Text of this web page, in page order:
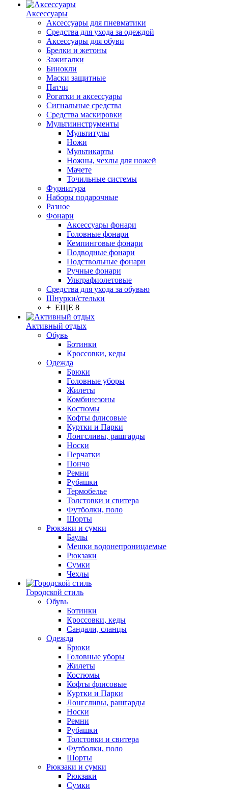
Аксессуары
Аксессуары для пневматики
Средства для ухода за одеждой
Аксессуары для обуви
Брелки и жетоны
Зажигалки
Бинокли
Маски защитные
Патчи
Рогатки и аксессуары
Сигнальные средства
Средства маскировки
Мультиинструменты
Мультитулы
Ножи
Мультикарты
Ножны, чехлы для ножей
Мачете
Точильные системы
Фурнитура
Наборы подарочные
Разное
Фонари
Аксессуары фонари
Головные фонари
Кемпинговые фонари
Подводные фонари
Подствольные фонари
Ручные фонари
Ультрафиолетовые
Средства для ухода за обувью
Шнурки/стельки
+ ЕЩЕ 8
Активный отдых
Обувь
Ботинки
Кроссовки, кеды
Одежда
Брюки
Головные уборы
Жилеты
Комбинезоны
Костюмы
Кофты флисовые
Куртки и Парки
Лонгсливы, рашгарды
Носки
Перчатки
Пончо
Ремни
Рубашки
Термобелье
Толстовки и свитера
Футболки, поло
Шорты
Рюкзаки и сумки
Баулы
Мешки водонепроницаемые
Рюкзаки
Сумки
Чехлы
Городской стиль
Обувь
Ботинки
Кроссовки, кеды
Сандали, сланцы
Одежда
Брюки
Головные уборы
Жилеты
Костюмы
Кофты флисовые
Куртки и Парки
Лонгсливы, рашгарды
Носки
Ремни
Рубашки
Толстовки и свитера
Футболки, поло
Шорты
Рюкзаки и сумки
Рюкзаки
Сумки